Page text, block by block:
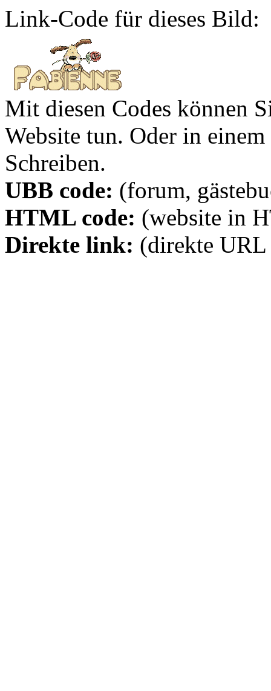
Link-Code für dieses Bild:
Mit diesen Codes können
Website tun. Oder in
Schreiben.
UBB code: (forum,
HTML code: (website in
Direkte link: (direkte